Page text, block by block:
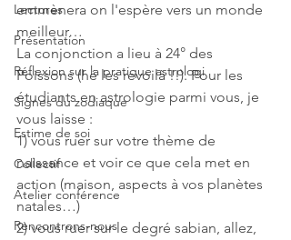
Lectures
Présentation
Réflexion sur la pratique astrologi
Signes du zodiaque
Estime de soi
Collectif
Atelier conférence
Rencontrons-nous
emmènera on l'espère vers un monde
meilleur…
La conjonction a lieu à 24° des
Poissons (hé les revoilà !!). Pour les
étudiants en astrologie parmi vous, je
vous laisse :
1) vous ruer sur votre thème de
naissance et voir ce que cela met en
action (maison, aspects à vos planètes
natales…)
2) vous ruer sur le degré sabian, allez,